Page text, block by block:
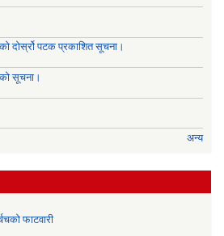
दोर्स्रो पटक प्रकाशित सूचना।
सूचना।
अन्य
फाटवारी